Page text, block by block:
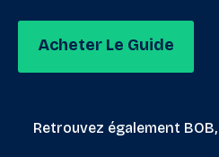
Acheter Le Guide
Retrouvez également